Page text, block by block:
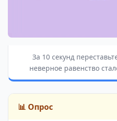
За 10 секунд
неверное равенство
📊 Опрос